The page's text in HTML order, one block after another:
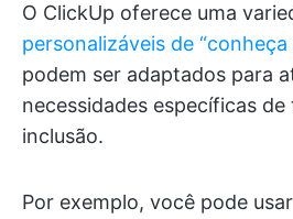
O ClickUp oferece uma
personalizáveis de “conheça
podem ser adaptados para
necessidades específicas
inclusão.
Por exemplo, você pode